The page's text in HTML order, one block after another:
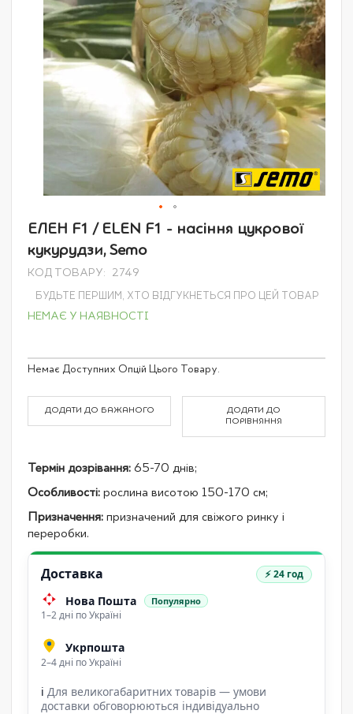
Перейти
початку
галереї
ЕЛЕН F1 / ELEN F1 - насіння цукрової
кукурудзи, Semo
КОД ТОВАРУ 2749
БУДЬТЕ ПЕРШИМ, ХТО ВІДГУКНЕТЬСЯ ПРО ЦЕЙ ТОВАР
НЕМАЄ У НАЯВНОСТІ
Grouped
product
Немає Доступних Опцій Цього Товару.
ДОДАТИ ДО БАЖАНОГО
ДОДАТИ ДО
ПОРІВНЯННЯ
Термін дозрівання: 65-70 днів;
Особливості: рослина висотою 150-170 см;
Призначення: призначений для свіжого ринку і
переробки.
Доставка ⚡ 24 год
Нова Пошта Популярно
1–2 дні по Україні
Укрпошта
2–4 дні по Україні
ℹ Для великогабаритних товарів — умови
доставки обговорюються індивідуально